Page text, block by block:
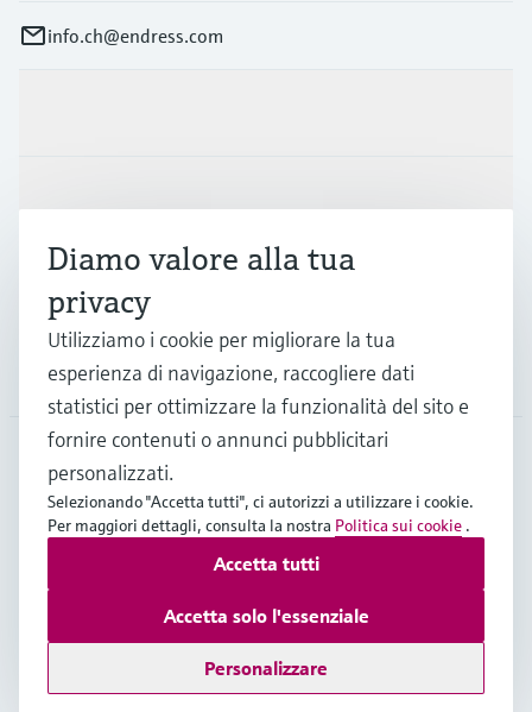
info.ch@endress.com
Supporta
La società
Copyright © Endress+Hauser Group Services AG
Termini di utilizzo
Privacy Policy
Condizioni generali & legali
Diamo valore alla tua
privacy
Utilizziamo i cookie per migliorare la tua
esperienza di navigazione, raccogliere dati
statistici per ottimizzare la funzionalità del sito e
fornire contenuti o annunci pubblicitari
personalizzati.
Selezionando "Accetta tutti", ci autorizzi a utilizzare i cookie.
Per maggiori dettagli, consulta la nostra Politica sui cookie .
Personalizzare
Accetta solo l'essenziale
Accetta tutti